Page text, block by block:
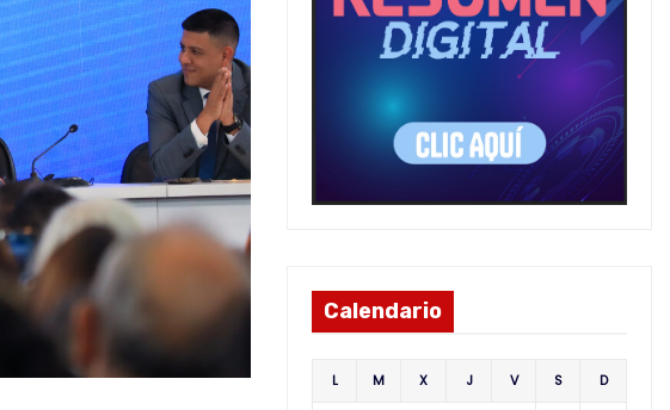
Calendario
L M X J V S D